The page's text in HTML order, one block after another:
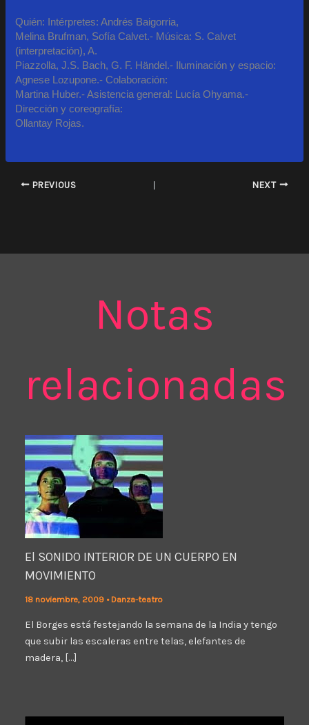
Quién: Intérpretes: Andrés Baigorria,
Melina Brufman, Sofía Calvet.- Música: S. Calvet
(interpretación), A.
Piazzolla, J.S. Bach, G. F. Händel.- Iluminación y espacio:
Agnese Lozupone.- Colaboración:
Martina Huber.- Asistencia general: Lucía Ohyama.-
Dirección y coreografía:
Ollantay Rojas.
PREVIOUS NEXT
Notas
relacionadas
El SONIDO INTERIOR DE UN CUERPO EN
MOVIMIENTO
18 noviembre, 2009 • Danza-teatro
El Borges está festejando la semana de la India y tengo
que subir las escaleras entre telas, elefantes de
madera, […]